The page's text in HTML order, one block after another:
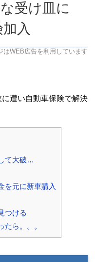
受け皿に
入
はWEB広告を利用しています
遭い自動車保険で解決
て大破…
を元に新車購入
つける
ら。。。